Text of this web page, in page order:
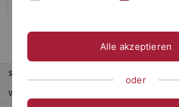
Service
Weitere Angebote
Alle akzeptieren
oder